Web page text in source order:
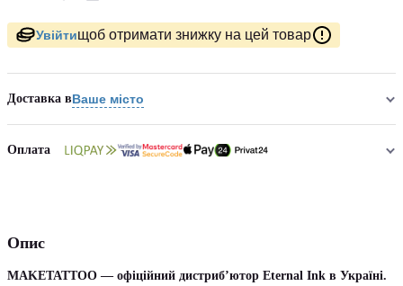
Увійтищоб отримати знижку на цей товар
Доставка вВаше місто
Оплата
Опис
MAKETATTOO — офіційний дистриб’ютор Eternal Ink в Україні.